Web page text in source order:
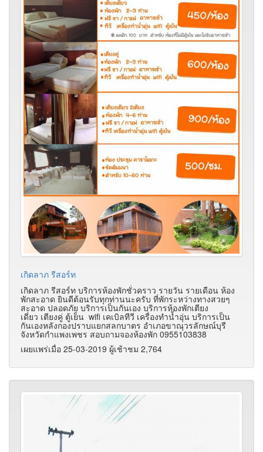
เกิดลาภ รีสอร์ท
เกิดลาภ รีสอร์ท บริการห้องพักชั่วคราว รายวัน รายเดือน ห้อง
พักสะอาด ยินดีต้อนรับทุกท่านนะครับ ที่พักระหว่างทางสวยๆ
สะอาด ปลอดภัย บริการเป็นกันเอง บริการห้องพักเตียง
เดี่ยว เตียงคู่ ตู้เย็น wifi เคเบิลทีวี เครื่องทำน้ำอุ่น บริการเป็น
กันเองหลังกองปราบแยกสลกบาตร อำเภอขาณุวรลักษณ์บุรี
จังหวัดกำแพงเพชร สอบถามจองห้องพัก 0955103838
เผยแพร่เมื่อ 25-03-2019 ผู้เช้าชม 2,764